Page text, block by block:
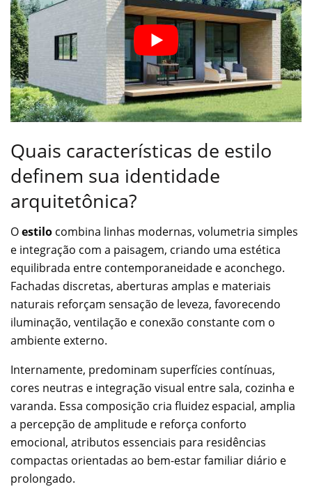
Quais características de estilo
definem sua identidade
arquitetônica?
Oestilo combina linhas modernas, volumetria simples
e integração com a paisagem, criando uma estética
equilibrada entre contemporaneidade e aconchego.
Fachadas discretas, aberturas amplas e materiais
naturais reforçam sensação de leveza, favorecendo
iluminação, ventilação e conexão constante com o
ambiente externo.
Internamente, predominam superfícies contínuas,
cores neutras e integração visual entre sala, cozinha e
varanda. Essa composição cria fluidez espacial, amplia
a percepção de amplitude e reforça conforto
emocional, atributos essenciais para residências
compactas orientadas ao bem-estar familiar diário e
prolongado.